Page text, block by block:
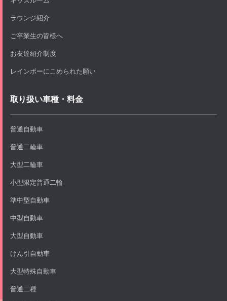
ラウンジ紹介
ご卒業生の皆様へ
お友達紹介制度
レインボーにこめられた願い
取り扱い車種・料金
普通自動車
普通二輪車
大型二輪車
小型限定普通二輪
準中型自動車
中型自動車
大型自動車
けん引自動車
大型特殊自動車
普通二種